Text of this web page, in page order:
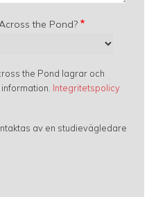
the Pond?
the Pond lagrar och
Integritetspolicy
av en studievägledare